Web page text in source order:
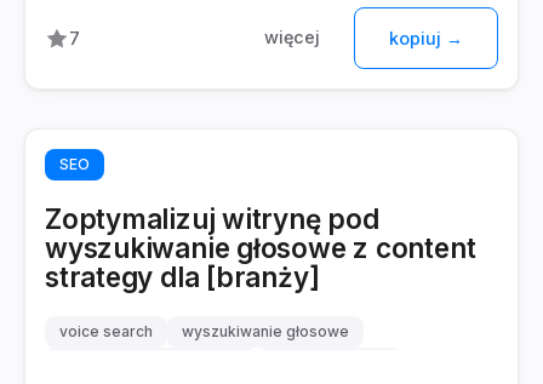
7 więcej kopiuj →
SEO
Zoptymalizuj witrynę pod
wyszukiwanie głosowe z content
strategy dla [branży]
voice search
wyszukiwanie głosowe